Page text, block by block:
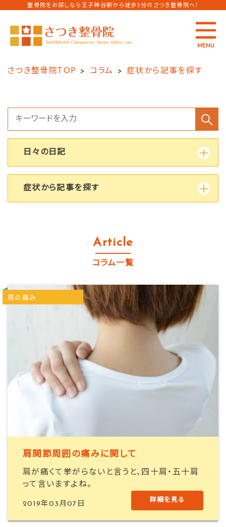
整骨院をお探しなら王子神谷駅から徒歩5分のさつき整骨院へ！
MENU
さつき整骨院TOP コラム 症状から記事を探す
日々の日記
症状から記事を探す
Article
コラム一覧
肩関節周囲の痛みに関して
肩が痛くて挙がらないと言うと、四十肩・五十肩
って言いますよね。
2019年03月07日 詳細を見る
肩の痛み